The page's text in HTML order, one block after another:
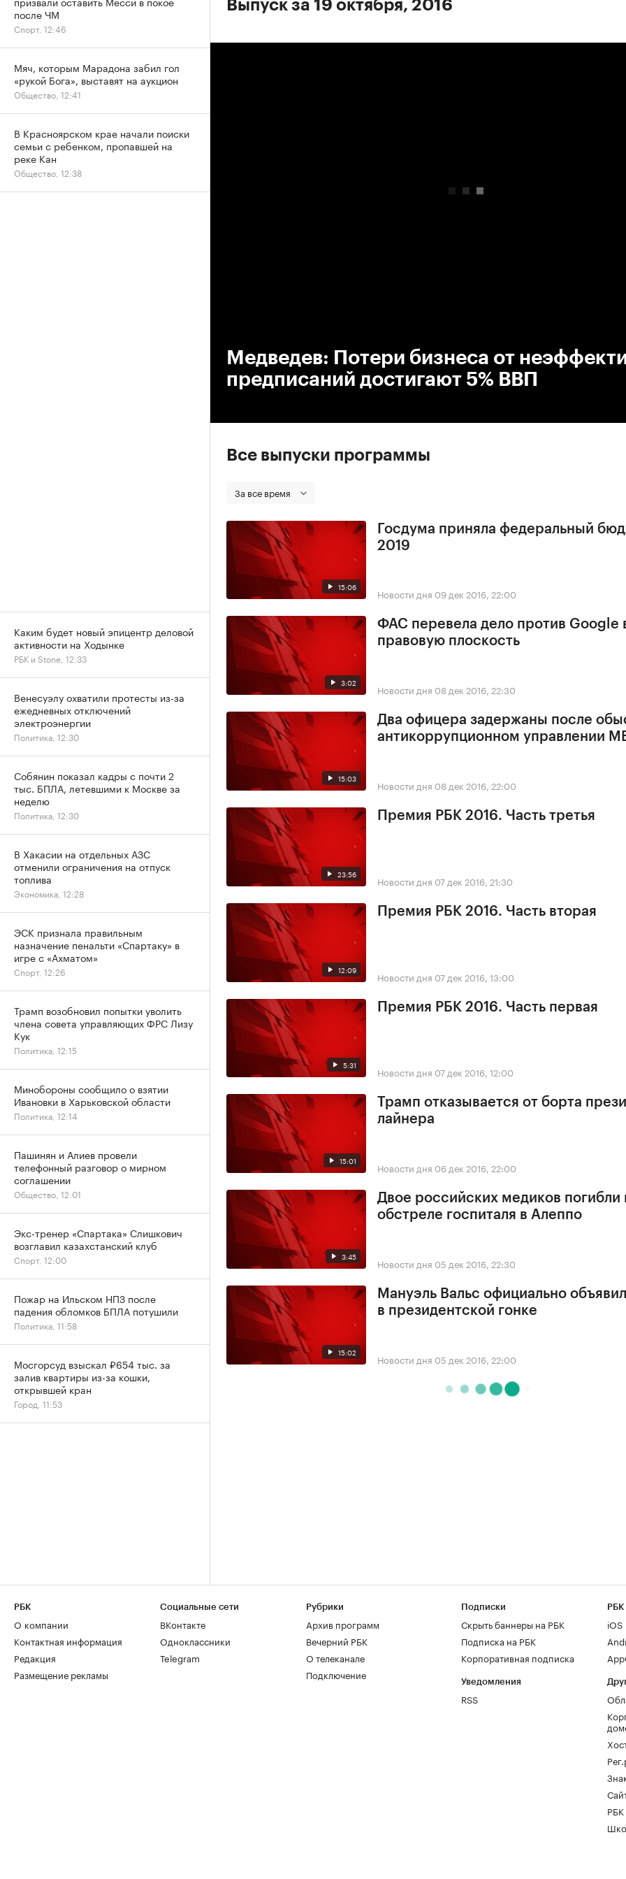
Выпуск за 19 октября, 2016
Медведев: Потери бизнеса от
предписаний достигают 5% ВВП
Все выпуски программы
За все время
15:06
Госдума приняла федеральный
2019
Новости дня 09 дек 2016, 22:00
3:02
ФАС перевела дело против Google
правовую плоскость
Новости дня 08 дек 2016, 22:30
15:03
Два офицера задержаны после
антикоррупционном управлении
Новости дня 08 дек 2016, 22:00
23:56
Премия РБК 2016. Часть третья
Новости дня 07 дек 2016, 21:30
12:09
Премия РБК 2016. Часть вторая
Новости дня 07 дек 2016, 13:00
5:31
Премия РБК 2016. Часть первая
Новости дня 07 дек 2016, 12:00
15:01
Трамп отказывается от борта
лайнера
Новости дня 06 дек 2016, 22:00
3:45
Двое российских медиков погибли
обстреле госпиталя в Алеппо
Новости дня 05 дек 2016, 22:30
15:02
Мануэль Вальс официально
в президентской гонке
Новости дня 05 дек 2016, 22:00
после ЧМ
Спорт, 12:46
Мяч, которым Марадона забил гол
«рукой Бога», выставят на аукцион
Общество, 12:41
В Красноярском крае начали поиски
семьи с ребенком, пропавшей на
реке Кан
Общество, 12:38
Каким будет новый эпицентр деловой
активности на Ходынке
РБК и Stone, 12:33
Венесуэлу охватили протесты из-за
ежедневных отключений
электроэнергии
Политика, 12:30
Собянин показал кадры с почти 2
тыс. БПЛА, летевшими к Москве за
неделю
Политика, 12:30
В Хакасии на отдельных АЗС
отменили ограничения на отпуск
топлива
Экономика, 12:28
ЭСК признала правильным
назначение пенальти «Спартаку» в
игре с «Ахматом»
Спорт, 12:26
Трамп возобновил попытки уволить
члена совета управляющих ФРС Лизу
Кук
Политика, 12:15
Минобороны сообщило о взятии
Ивановки в Харьковской области
Политика, 12:14
Пашинян и Алиев провели
телефонный разговор о мирном
соглашении
Общество, 12:01
Экс-тренер «Спартака» Слишкович
возглавил казахстанский клуб
Спорт, 12:00
Пожар на Ильском НПЗ после
падения обломков БПЛА потушили
Политика, 11:58
Мосгорсуд взыскал ₽654 тыс. за
залив квартиры из-за кошки,
открывшей кран
Город, 11:53
РБК
О компании
Контактная информация
Редакция
Размещение рекламы
Социальные сети
ВКонтакте
Одноклассники
Telegram
Рубрики
Архив программ
Вечерний РБК
О телеканале
Подключение
Подписки
Скрыть баннеры на РБК
Подписка на РБК
Корпоративная подписка
Уведомления
RSS
РБК
iOS